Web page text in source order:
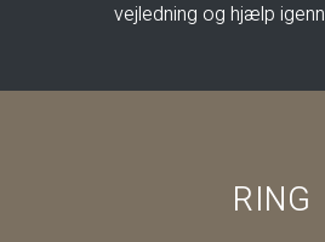
vejledning og hjælp
RING